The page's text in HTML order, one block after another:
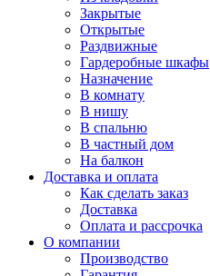
Закрытые
Открытые
Раздвижные
Гардеробные шкафы
Назначение
В комнату
В нишу
В спальню
В частный дом
На балкон
Доставка и оплата
Как сделать заказ
Доставка
Оплата и рассрочка
О компании
Производство